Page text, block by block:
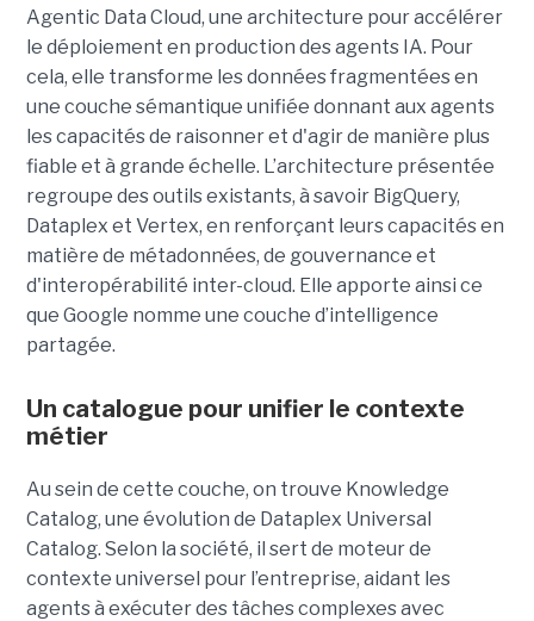
Agentic Data Cloud, une architecture pour accélérer
le déploiement en production des agents IA. Pour
cela, elle transforme les données fragmentées en
une couche sémantique unifiée donnant aux agents
les capacités de raisonner et d'agir de manière plus
fiable et à grande échelle. L’architecture présentée
regroupe des outils existants, à savoir BigQuery,
Dataplex et Vertex, en renforçant leurs capacités en
matière de métadonnées, de gouvernance et
d'interopérabilité inter-cloud. Elle apporte ainsi ce
que Google nomme une couche d’intelligence
partagée.
Un catalogue pour unifier le contexte
métier
Au sein de cette couche, on trouve Knowledge
Catalog, une évolution de Dataplex Universal
Catalog. Selon la société, il sert de moteur de
contexte universel pour l’entreprise, aidant les
agents à exécuter des tâches complexes avec